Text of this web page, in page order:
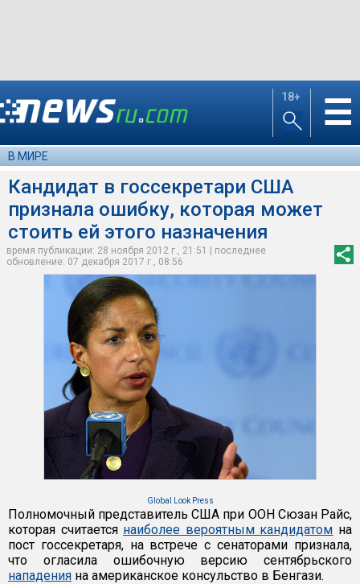
18+ ☰
В МИРЕ
Кандидат в госсекретари США
признала ошибку, которая может
стоить ей этого назначения
время публикации: 28 ноября 2012 г., 21:51 | последнее
обновление: 07 декабря 2017 г., 08:56
Global Look Press
Полномочный представитель США при ООН Сюзан Райс,
которая считается наиболее вероятным кандидатом на
пост госсекретаря, на встрече с сенаторами признала,
что огласила ошибочную версию сентябрьского
нападения на американское консульство в Бенгази.